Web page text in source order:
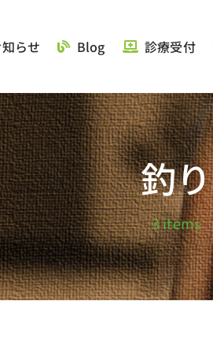
らせ Blog 診療受付
釣り
3 items